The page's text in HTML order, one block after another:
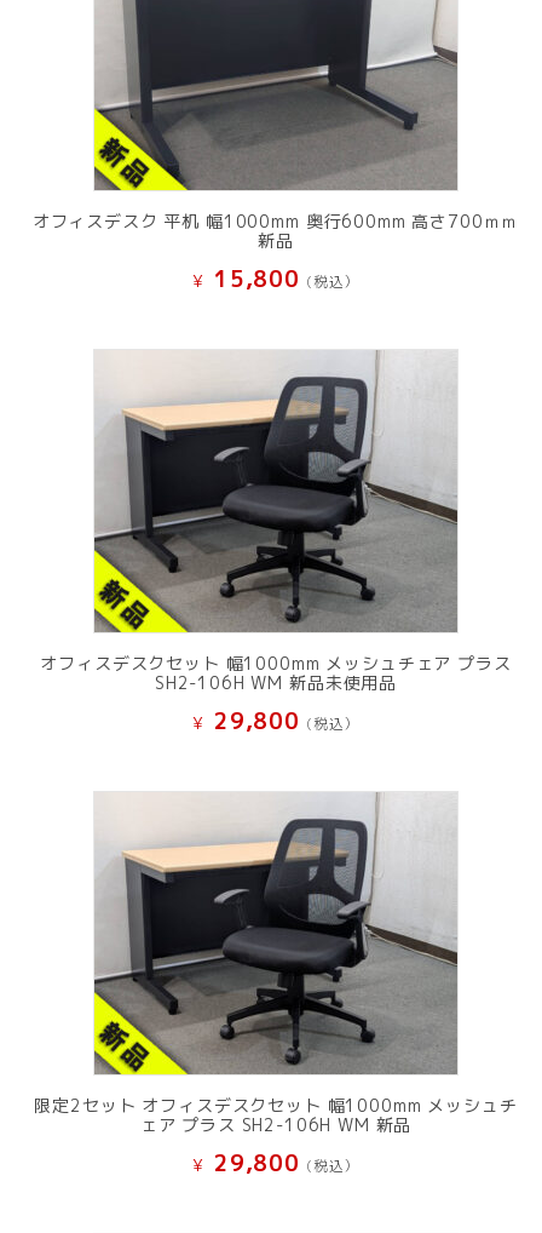
オフィスデスク 平机 幅1000mm 奥行600mm 高さ700ｍｍ
新品
¥ 15,800 (税込）
オフィスデスクセット 幅1000mm メッシュチェア プラス
SH2-106H WM 新品未使用品
¥ 29,800 (税込）
限定2セット オフィスデスクセット 幅1000mm メッシュチ
ェア プラス SH2-106H WM 新品
¥ 29,800 (税込）